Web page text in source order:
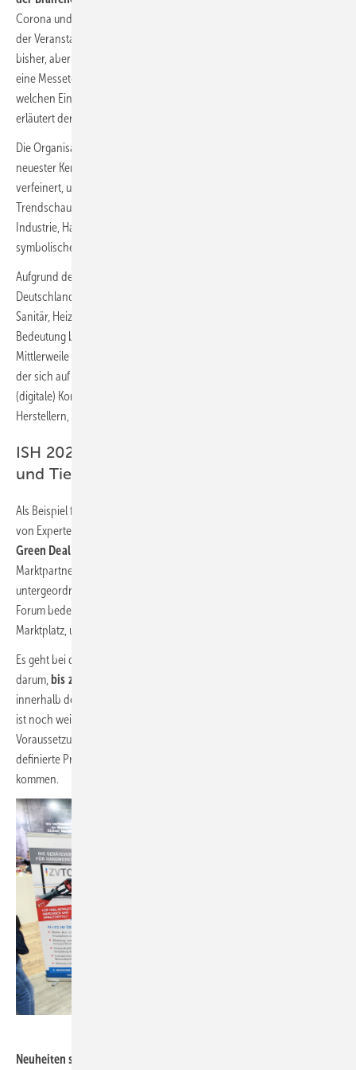
Corona und die damit verbundenen Umstände ändern das Gesicht
der Veranstaltung. Sie wird im kommenden März anders ablaufen als
bisher, aber sie wird dennoch genauso wichtig sein. Mindestens. Wie
eine Messeteilnahme für Aussteller wie Besucher aussieht und
welchen Einfluss ein
erläutert der Beitrag.
Die Organisation der Messe ist längst gestartet und wird aufgrund
neuester Kenntnis über die Pandemie in den kommenden Monaten
verfeinert, um der gewohnt großen Anziehungskraft der Produkt- und
Trendschau zum Erfolg zu verhelfen. Die Botschaft an Handwerk,
Industrie, Handel sowie Planer und Architekten bekräftigt den
symbolischen Schulterschluss:
Aufgrund der Corona-Pandemie sind in diesem Jahr nicht nur in
Deutschland, sondern in ganz Europa alle Messe-Treffs rund um
Sanitär, Heizung, Klima und Lüftung abgesagt worden. Umso mehr
Bedeutung bekommt deshalb die alle zwei Jahre stattfindende ISH.
Mittlerweile hat die SHK-Branche einen
der sich auf Dauer nicht allein überbrücken lässt durch einzelne
(digitale) Kontakte zwischen Marktpartnern aus Fachhandwerk,
Herstellern, Handelshäusern, Ingenieur- oder Architekturbüros.
ISH 2021: Wichtige Themen in aller Breite
und Tiefe erleben
Als Beispiel für einen dringend gebotenen persönlichen Austausch
von Experten aller SHK-Bereiche sei an dieser Stelle lediglich der
Green Deal der Europäischen Union
Marktpartner mag dieser Begriff aufgrund der Corona-Krise noch von
untergeordneter Bedeutung sein, doch die ISH als Trendsetter und
Forum bedeutender technischer Entwicklungen ist genau der richtige
Marktplatz, um sich im März 2021 dieses Themas anzunehmen.
Es geht bei der Green Deal-Strategie der EU um nicht weniger als
darum, bis zum Jahr 2050 ein klimaneutrales Energiesystem
innerhalb der europäischen Staatengemeinschaft zu realisieren. Das
ist noch weit weg – dauert noch Jahrzehnte? Um wichtige
Voraussetzungen dafür zu schaffen, müssen bis 2030 bereits
definierte Prozesse wie die EU-Biodiversitätsstrategie in Gang
kommen.
Neuheiten sehen, ausprobieren, Details erfahren, Kontakte neu